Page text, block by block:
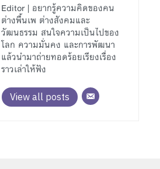
Editor | อยากรู้ความคิดของคน
ต่างพื้นเพ ต่างสังคมและ
วัฒนธรรม สนใจความเป็นไปของ
โลก ความมั่นคง และการพัฒนา
แล้วนำมาถ่ายทอดร้อยเรียงเรื่อง
ราวเล่าให้ฟัง
View all posts